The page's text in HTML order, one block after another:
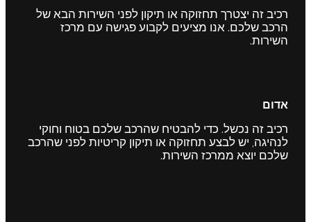
רכיב זה יצטרך תחזוקה או תיקון לפני השירות הבא של
הרכב שלכם. אנו מציעים לקבוע פגישה עם מרכז
השירות.
אדום
רכיב זה נכשל. כדי להבטיח שהרכב שלכם בטוח וחוקי
לנהיגה, יש לבצע תחזוקה או תיקון קריטיות לפני שהרכב
שלכם יוצא ממרכז השירות.